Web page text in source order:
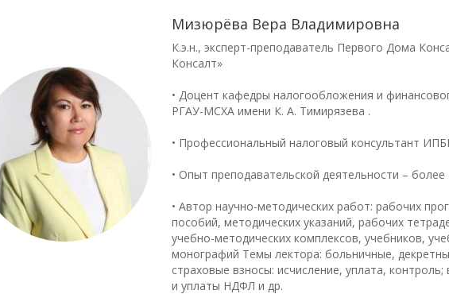
Мизюрёва Вера Владимировна
К.э.н., эксперт-преподаватель Первого Дома
Консалт»
• Доцент кафедры налогообложения и
РГАУ-МСХА имени К. А. Тимирязева .
• Профессиональный налоговый консультант
• Опыт преподавательской деятельности – более
• Автор научно-методических работ: рабочих
пособий, методических указаний, рабочих
учебно-методических комплексов, учебников,
монографий Темы лектора: больничные,
страховые взносы: исчисление, уплата,
и уплаты НДФЛ и др.